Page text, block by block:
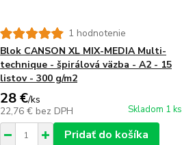
1 hodnotenie
Blok CANSON XL MIX-MEDIA Multi-
technique - špirálová väzba - A2 - 15
listov - 300 g/m2
28 €/ks
22,76 € bez DPH Skladom 1 ks
Pridať do košíka